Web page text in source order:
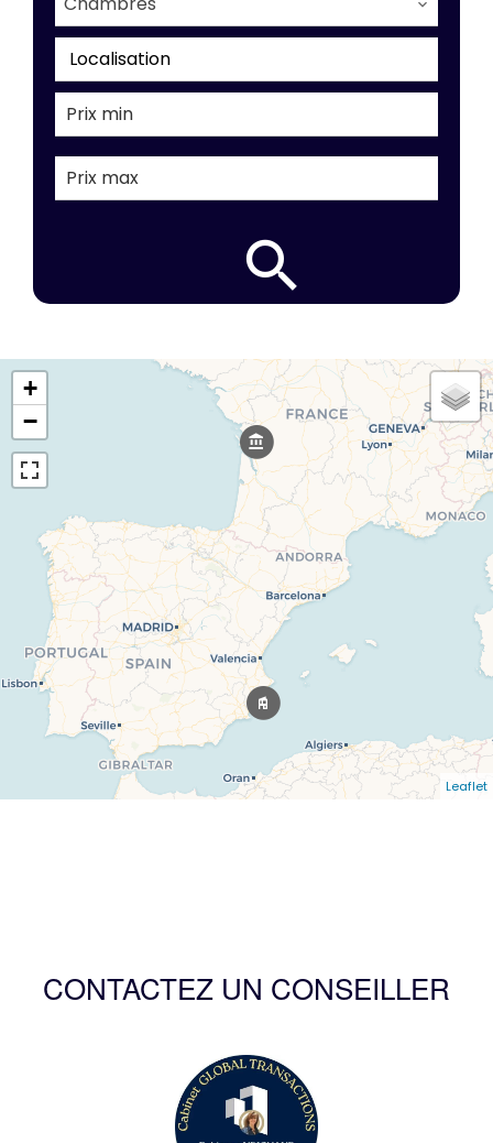
Localisation
+
−
Leaflet
CONTACTEZ UN CONSEILLER